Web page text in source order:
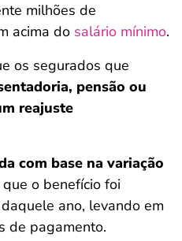
milhões de
acima do salário mínimo.
os segurados que
pensão ou
reajuste
com base na variação
o benefício foi
ano, levando em
de pagamento.